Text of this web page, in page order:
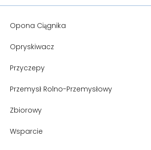
Opona Ciągnika
Opryskiwacz
Przyczepy
Przemysł Rolno-Przemysłowy
Zbiorowy
Wsparcie